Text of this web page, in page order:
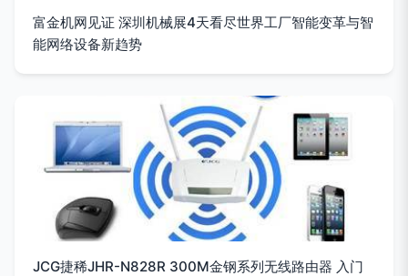
富金机网见证 深圳机械展4天看尽世界工厂智能变革与智
能网络设备新趋势
JCG捷稀JHR-N828R 300M金钢系列无线路由器 入门